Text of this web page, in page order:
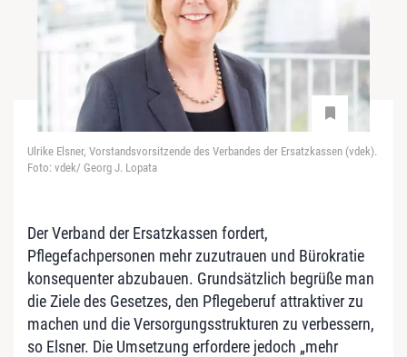
Ulrike Elsner, Vorstandsvorsitzende des Verbandes der Ersatzkassen (vdek).
Foto: vdek/ Georg J. Lopata
Der Verband der Ersatzkassen fordert,
Pflegefachpersonen mehr zuzutrauen und Bürokratie
konsequenter abzubauen. Grundsätzlich begrüße man
die Ziele des Gesetzes, den Pflegeberuf attraktiver zu
machen und die Versorgungsstrukturen zu verbessern,
so Elsner. Die Umsetzung erfordere jedoch „mehr